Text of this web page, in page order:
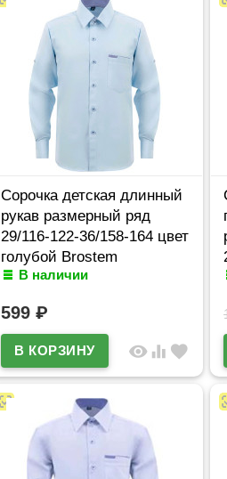
Сорочка детская длинный
рукав размерный ряд
29/116-122-36/158-164 цвет
голубой Brostem
арт.DS1A69-2d
В наличии
599 ₽
visibility equalizer favorite